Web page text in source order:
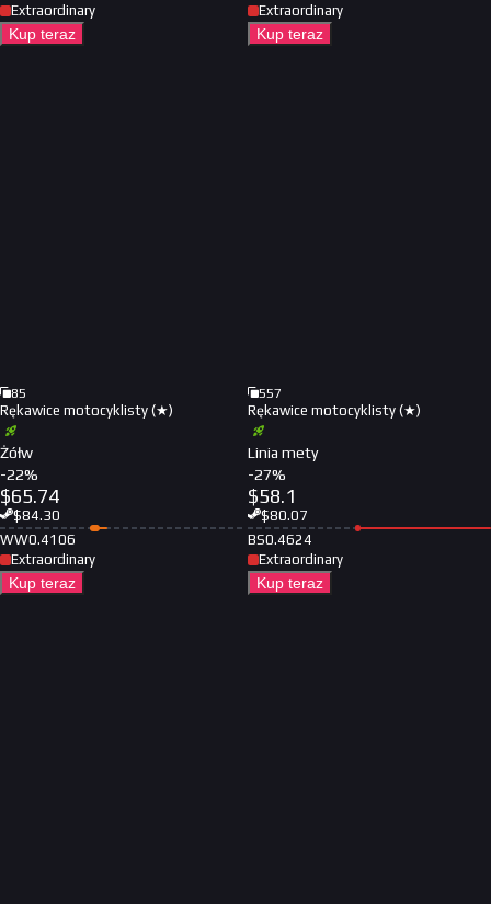
Extraordinary
Kup teraz
Extraordinary
Kup teraz
85
Rękawice motocyklisty (★)
Żółw
-22%
$65.74
$84.30
WW0.4106
Extraordinary
Kup teraz
557
Rękawice motocyklisty (★)
Linia mety
-27%
$58.1
$80.07
BS0.4624
Extraordinary
Kup teraz